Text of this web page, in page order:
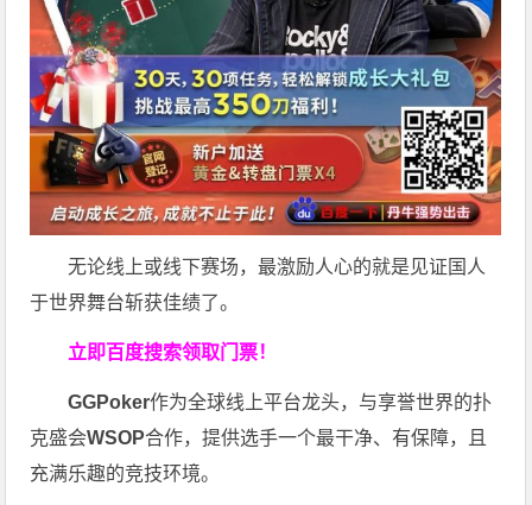
无论线上或线下赛场，最激励人心的就是见证国人
于世界舞台斩获佳绩了。
立即百度搜索领取门票！
GGPoker作为全球线上平台龙头，与享誉世界的扑
克盛会WSOP合作，提供选手一个最干净、有保障，且
充满乐趣的竞技环境。